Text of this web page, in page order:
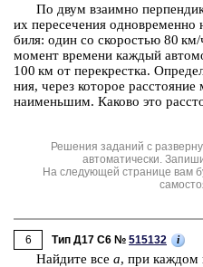
По двум вза­им­но
их пе­ре­се­че­ния од­но­вре­мен­но
би­ля: один со ско­ро­стью 80
мо­мент вре­ме­ни каж­дый
100 км от пе­ре­крест­ка.
ния, через ко­то­рое
наи­мень­шим. Ка­ко­во это
Решения заданий с
автоматически.
На следующей странице вам
6 Тип Д17 C6 № 515132 i
Най­ди­те все а, при каж­дом